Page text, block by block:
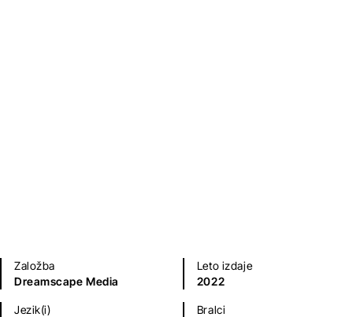
Založba
Dreamscape Media
Leto izdaje
2022
Jezik(i)
Bralci